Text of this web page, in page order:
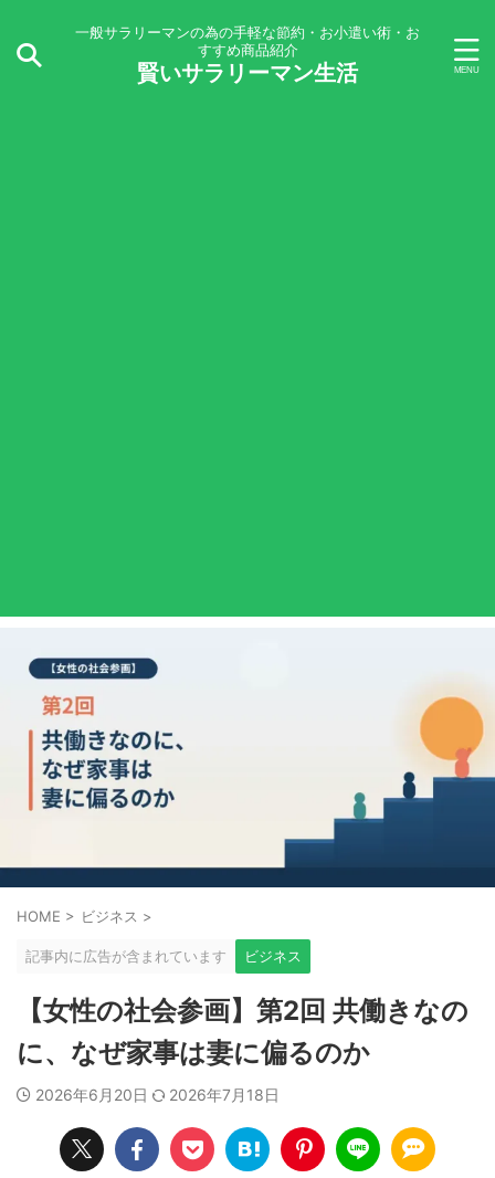
一般サラリーマンの為の手軽な節約・お小遣い術・お
すすめ商品紹介
賢いサラリーマン生活
HOME > ビジネス >
記事内に広告が含まれています ビジネス
【女性の社会参画】第2回 共働きなの
に、なぜ家事は妻に偏るのか
2026年6月20日 2026年7月18日